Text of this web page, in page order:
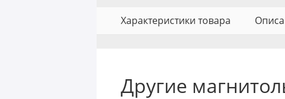
Характеристики товара
Другие